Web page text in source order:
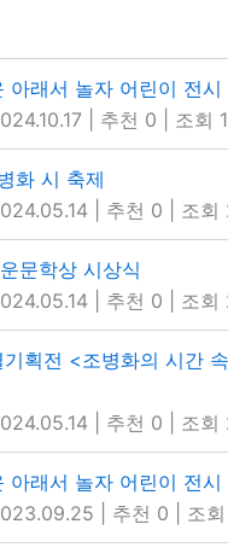
아래서 놀자 어린이 전시
추천 0 조회
화 시 축제
추천 0 조회
문학상 시상식
추천 0 조회
획전 <조병화의 시간
추천 0 조회
아래서 놀자 어린이 전시
추천 0 조